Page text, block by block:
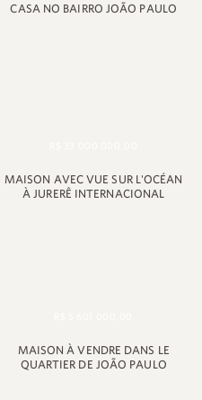
CASA NO BAIRRO JOÃO PAULO
MAISON AVEC VUE SUR L'OCÉAN
À JURERÊ INTERNACIONAL
MAISON À VENDRE DANS LE
QUARTIER DE JOÃO PAULO